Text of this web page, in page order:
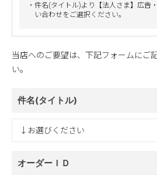
・件名(タイトル)より【法人さま】広告
い合わせをご選択ください。
当店へのご要望は、下記フォームにご
い。
件名(タイトル)
オーダーＩＤ